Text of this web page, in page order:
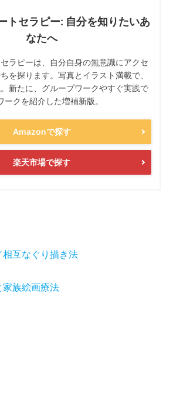
トセラピー: 自分を知りたいあ
なたへ
ラピーは、自分自身の無意識にアクセ
を探ります。写真とイラスト満載で、
新たに、グループワークやすぐ実践で
ークを紹介した増補新版。
Amazonで探す
楽天市場で探す
互なぐり描き法
族絵画療法